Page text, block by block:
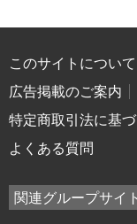
このサイトについて
広告掲載のご案内
特定商取引法に基
よくある質問
関連グループサイト